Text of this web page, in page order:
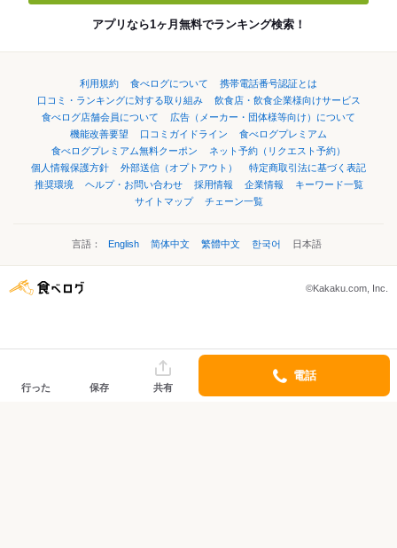
アプリなら1ヶ月無料でランキング検索！
利用規約 食べログについて
携帯電話番号認証とは
口コミ・ランキングに対する取り組み
飲食店・飲食企業様向けサービス
食べログ店舗会員について
広告（メーカー・団体様等向け）について
機能改善要望
口コミガイドライン
食べログプレミアム
食べログプレミアム無料クーポン
ネット予約（リクエスト予約）
個人情報保護方針
外部送信（オプトアウト）
特定商取引法に基づく表記
推奨環境
ヘルプ・お問い合わせ 採用情報 企業情報
キーワード一覧
サイトマップ
チェーン一覧
言語： English 简体中文 繁體中文 한국어 日本語
©Kakaku.com, Inc.
行った 保存 共有
電話